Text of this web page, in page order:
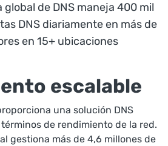
de DNS maneja 400 mil
DNS diariamente en más de
en 15+ ubicaciones
escalable
una solución DNS
de rendimiento de la red.
gestiona más de 4,6 millones de